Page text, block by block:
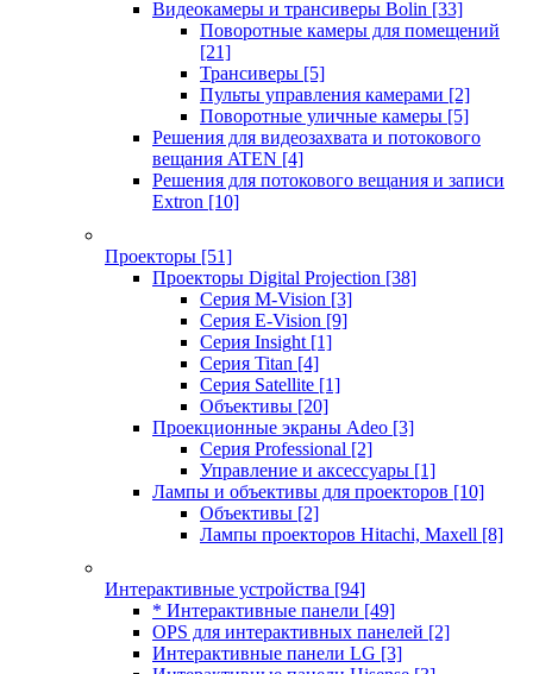
Видеокамеры и трансиверы Bolin [33]
Поворотные камеры для помещений
[21]
Трансиверы [5]
Пульты управления камерами [2]
Поворотные уличные камеры [5]
Решения для видеозахвата и потокового
вещания ATEN [4]
Решения для потокового вещания и записи
Extron [10]
Проекторы [51]
Проекторы Digital Projection [38]
Серия M-Vision [3]
Серия E-Vision [9]
Серия Insight [1]
Серия Titan [4]
Серия Satellite [1]
Объективы [20]
Проекционные экраны Adeo [3]
Серия Professional [2]
Управление и аксессуары [1]
Лампы и объективы для проекторов [10]
Объективы [2]
Лампы проекторов Hitachi, Maxell [8]
Интерактивные устройства [94]
* Интерактивные панели [49]
OPS для интерактивных панелей [2]
Интерактивные панели LG [3]